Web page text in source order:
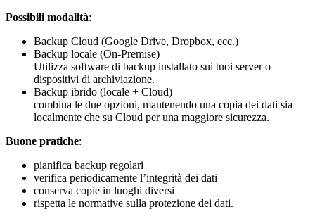
Possibili modalità:
Backup Cloud (Google Drive, Dropbox, ecc.)
Backup locale (On-Premise)
Utilizza software di backup installato sui tuoi server o
dispositivi di archiviazione.
Backup ibrido (locale + Cloud)
combina le due opzioni, mantenendo una copia dei dati sia
localmente che su Cloud per una maggiore sicurezza.
Buone pratiche:
pianifica backup regolari
verifica periodicamente l’integrità dei dati
conserva copie in luoghi diversi
rispetta le normative sulla protezione dei dati.